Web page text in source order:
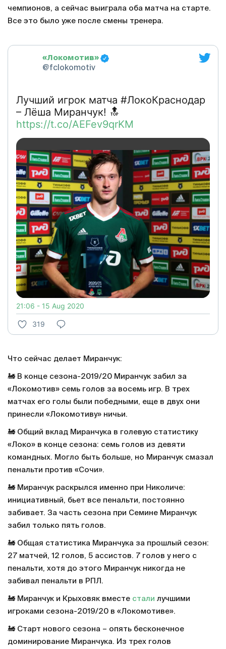
чемпионов, а сейчас выиграла оба матча на старте.
Все это было уже после смены тренера.
«Локомотив»
@fclokomotiv
Лучший игрок матча #ЛокоКраснодар
– Лёша Миранчук! 🔝
https://t.co/AEFev9qrKM
21:06 - 15 Aug 2020
319
Что сейчас делает Миранчук:
🚂 В конце сезона-2019/20 Миранчук забил за
«Локомотив» семь голов за восемь игр. В трех
матчах его голы были победными, еще в двух они
принесли «Локомотиву» ничьи.
🚂 Общий вклад Миранчука в голевую статистику
«Локо» в конце сезона: семь голов из девяти
командных. Могло быть больше, но Миранчук смазал
пенальти против «Сочи».
🚂 Миранчук раскрылся именно при Николиче:
инициативный, бьет все пенальти, постоянно
забивает. За часть сезона при Семине Миранчук
забил только пять голов.
🚂 Общая статистика Миранчука за прошлый сезон:
27 матчей, 12 голов, 5 ассистов. 7 голов у него с
пенальти, хотя до этого Миранчук никогда не
забивал пенальти в РПЛ.
🚂 Миранчук и Крыховяк вместе стали лучшими
игроками сезона-2019/20 в «Локомотиве».
🚂 Старт нового сезона – опять бесконечное
доминирование Миранчука. Из трех голов